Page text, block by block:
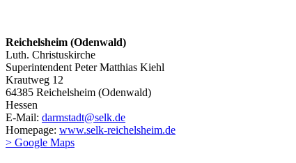
Reichelsheim (Odenwald)
Luth. Christuskirche
Superintendent Peter Matthias Kiehl
Krautweg 12
64385 Reichelsheim (Odenwald)
Hessen
E-Mail: darmstadt@selk.de
Homepage: www.selk-reichelsheim.de
> Google Maps